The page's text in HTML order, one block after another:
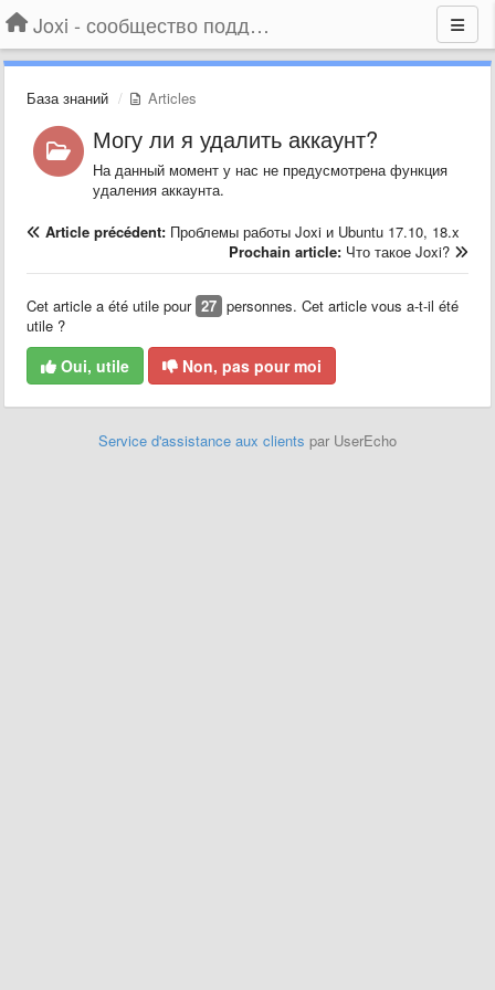
Joxi - сообщество поддержки
База знаний Articles
Могу ли я удалить аккаунт?
На данный момент у нас не предусмотрена функция
удаления аккаунта.
Article précédent: Проблемы работы Joxi и Ubuntu 17.10, 18.x
Prochain article: Что такое Joxi?
Cet article a été utile pour 27 personnes. Cet article vous a-t-il été
utile ?
Oui, utile Non, pas pour moi
Service d'assistance aux clients par UserEcho